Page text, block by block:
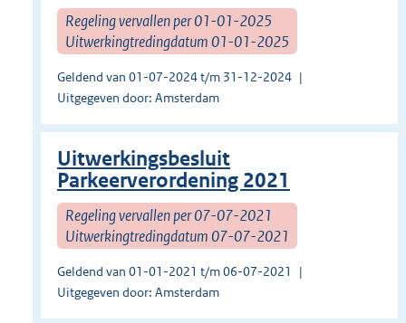
Regeling vervallen per 01-01-2025
Uitwerkingtredingdatum 01-01-2025
Geldend van 01-07-2024 t/m 31-12-2024
Uitgegeven door: Amsterdam
Uitwerkingsbesluit
Parkeerverordening 2021
Regeling vervallen per 07-07-2021
Uitwerkingtredingdatum 07-07-2021
Geldend van 01-01-2021 t/m 06-07-2021
Uitgegeven door: Amsterdam